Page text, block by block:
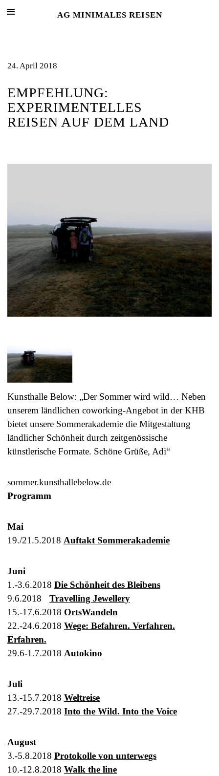
AG MINIMALES REISEN
24. April 2018
EMPFEHLUNG:
EXPERIMENTELLES
REISEN AUF DEM LAND
Kunsthalle Below: „Der Sommer wird wild… Neben
unserem ländlichen coworking-Angebot in der KHB
bietet unsere Sommerakademie die Mitgestaltung
ländlicher Schönheit durch zeitgenössische
künstlerische Formate. Schöne Grüße, Adi“
sommer.kunsthallebelow.de
Programm
Mai
19./21.5.2018 Auftakt Sommerakademie
Juni
1.-3.6.2018 Die Schönheit des Bleibens
9.6.2018 Travelling Jewellery
15.-17.6.2018 OrtsWandeln
22.-24.6.2018 Wege: Befahren. Verfahren.
Erfahren.
29.6-1.7.2018 Autokino
Juli
13.-15.7.2018 Weltreise
27.-29.7.2018 Into the Wild. Into the Voice
August
3.-5.8.2018 Protokolle von unterwegs
10.-12.8.2018 Walk the line